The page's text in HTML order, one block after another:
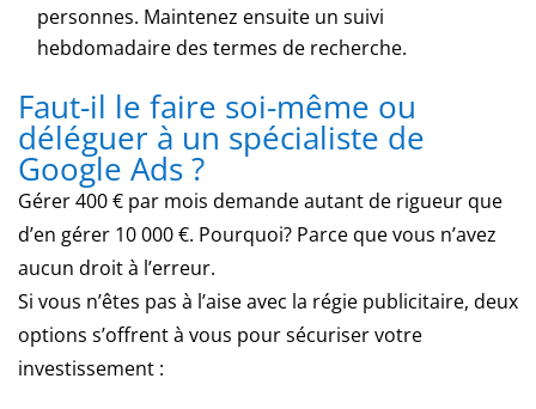
gains
temps,
des
machines
en
ligne
originales
personnes. Maintenez ensuite un suivi
hebdomadaire des termes de recherche.
Faut-il le faire soi-même ou
déléguer à un spécialiste de
Google Ads ?
Gérer 400 € par mois demande autant de rigueur que
d’en gérer 10 000 €. Pourquoi? Parce que vous n’avez
aucun droit à l’erreur.
Si vous n’êtes pas à l’aise avec la régie publicitaire, deux
options s’offrent à vous pour sécuriser votre
investissement :